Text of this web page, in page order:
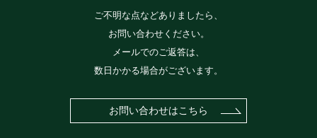
ご不明な点などありましたら、
お問い合わせください。
メールでのご返答は、
数日かかる場合がございます。
お問い合わせはこちら